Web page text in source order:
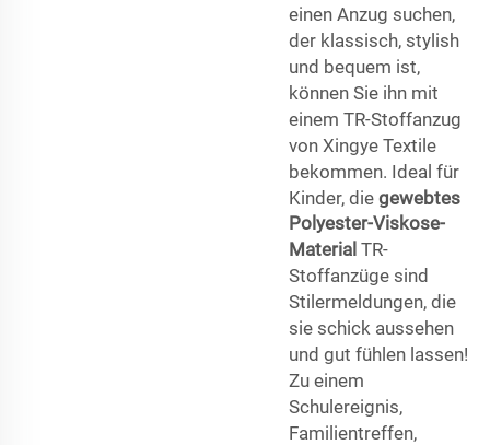
einen Anzug suchen,
der klassisch, stylish
und bequem ist,
können Sie ihn mit
einem TR-Stoffanzug
von Xingye Textile
bekommen. Ideal für
Kinder, die gewebtes
Polyester-Viskose-
Material TR-
Stoffanzüge sind
Stilermeldungen, die
sie schick aussehen
und gut fühlen lassen!
Zu einem
Schulereignis,
Familientreffen,